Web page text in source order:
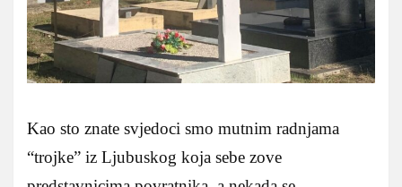
Kao sto znate svjedoci smo mutnim radnjama
“trojke” iz Ljubuskog koja sebe zove